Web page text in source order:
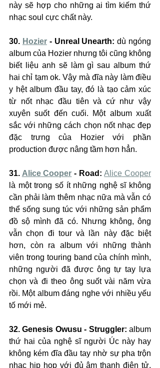
này sẽ hợp cho những ai tìm kiếm thứ
nhạc soul cực chất này.
30. Hozier - Unreal Unearth: dù ngóng
album của Hozier nhưng tôi cũng không
biết liệu anh sẽ làm gì sau album thứ
hai chỉ tạm ok. Vậy mà đĩa này làm điều
y hệt album đầu tay, đó là tạo cảm xúc
từ nốt nhạc đầu tiên và cứ như vậy
xuyên suốt đến cuối. Một album xuất
sắc với những cách chọn nốt nhạc đẹp
đặc trưng của Hozier với phần
production được nâng tầm hơn hẳn.
31. Alice Cooper - Road: Alice Cooper
là một trong số ít những nghệ sĩ không
cần phải làm thêm nhạc nữa mà vẫn có
thể sống sung túc với những sản phẩm
đồ sộ mình đã có. Nhưng không, ông
vẫn chọn đi tour và lần này đặc biệt
hơn, còn ra album với những thành
viên trong touring band của chính mình,
những người đã được ông tự tay lựa
chọn và đi theo ông suốt vài năm vừa
rồi. Một album đáng nghe với nhiều yếu
tố mới mẻ.
32. Genesis Owusu - Struggler: album
thứ hai của nghệ sĩ người Úc này hay
không kém đĩa đầu tay nhờ sự pha trộn
nhạc hip hop với đủ âm thanh điện tử,